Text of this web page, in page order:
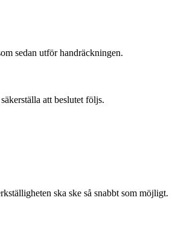
sedan utför handräckningen.
att beslutet följs.
ska ske så snabbt som möjligt.